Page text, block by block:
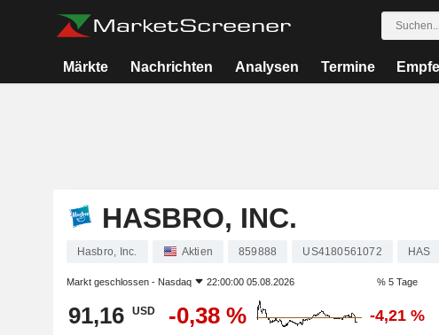
Märkte Nachrichten Analysen Termine
HASBRO, INC.
Hasbro, Inc. Aktien 859888 US4180561072 HAS
Markt geschlossen - Nasdaq 22:00:00 05.08.2026 % 5 Tage
91,16 USD -0,38 % -4,21 %